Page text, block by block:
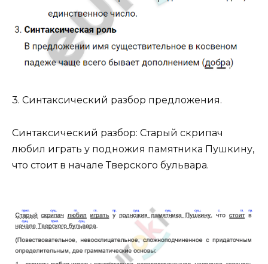
3. Синтаксический разбор предложения.
Синтаксический разбор: Старый скрипач
любил играть у подножия памятника Пушкину,
что стоит в начале Тверского бульвара.